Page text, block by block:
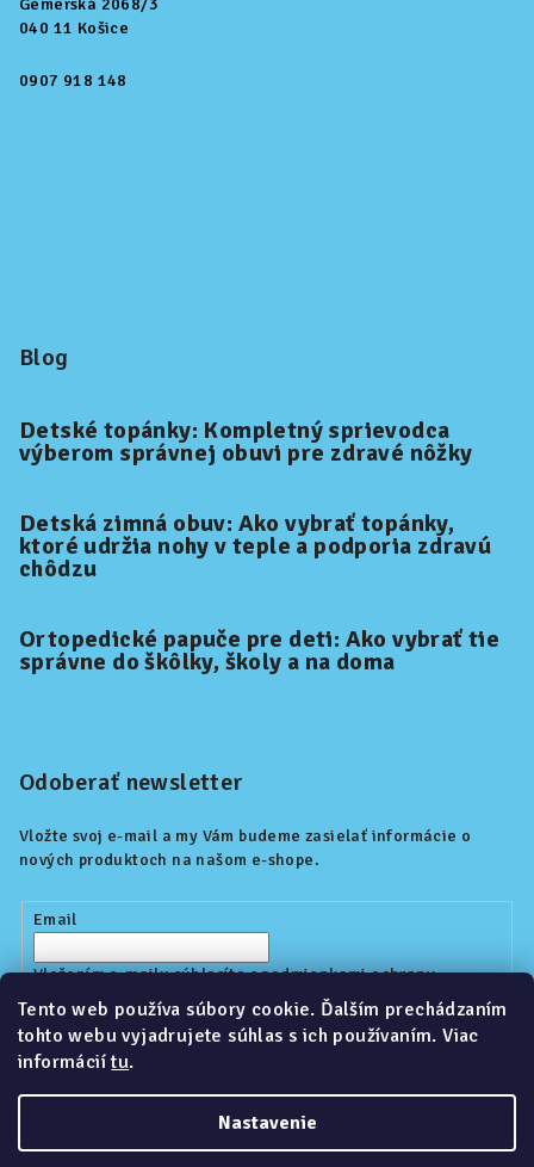
Tento web používa súbory cookie. Ďalším prechádzaním
tohto webu vyjadrujete súhlas s ich používaním. Viac
informáciítu.
Nastavenie
Gemerská 2068/3
040 11 Košice
0907 918 148
Blog
Detské topánky: Kompletný sprievodca
výberom správnej obuvi pre zdravé nôžky
Detská zimná obuv: Ako vybrať topánky,
ktoré udržia nohy v teple a podporia zdravú
chôdzu
Ortopedické papuče pre deti: Ako vybrať tie
správne do škôlky, školy a na doma
Odoberať newsletter
Vložte svoj e-mail a my Vám budeme zasielať informácie o
nových produktoch na našom e-shope.
Email
Vložením e-mailu súhlasíte spodmienkami ochrany
osobných údajov
Prihlásiť sa